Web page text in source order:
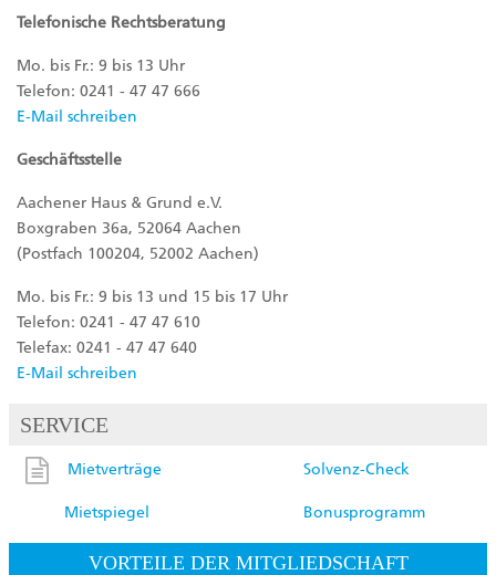
Telefonische Rechtsberatung
Mo. bis Fr.: 9 bis 13 Uhr
Telefon: 0241 - 47 47 666
E-Mail schreiben
Geschäftsstelle
Aachener Haus & Grund e.V.
Boxgraben 36a, 52064 Aachen
(Postfach 100204, 52002 Aachen)
Mo. bis Fr.: 9 bis 13 und 15 bis 17 Uhr
Telefon: 0241 - 47 47 610
Telefax: 0241 - 47 47 640
E-Mail schreiben
SERVICE
Mietverträge Solvenz-Check
Mietspiegel Bonusprogramm
VORTEILE DER MITGLIEDSCHAFT